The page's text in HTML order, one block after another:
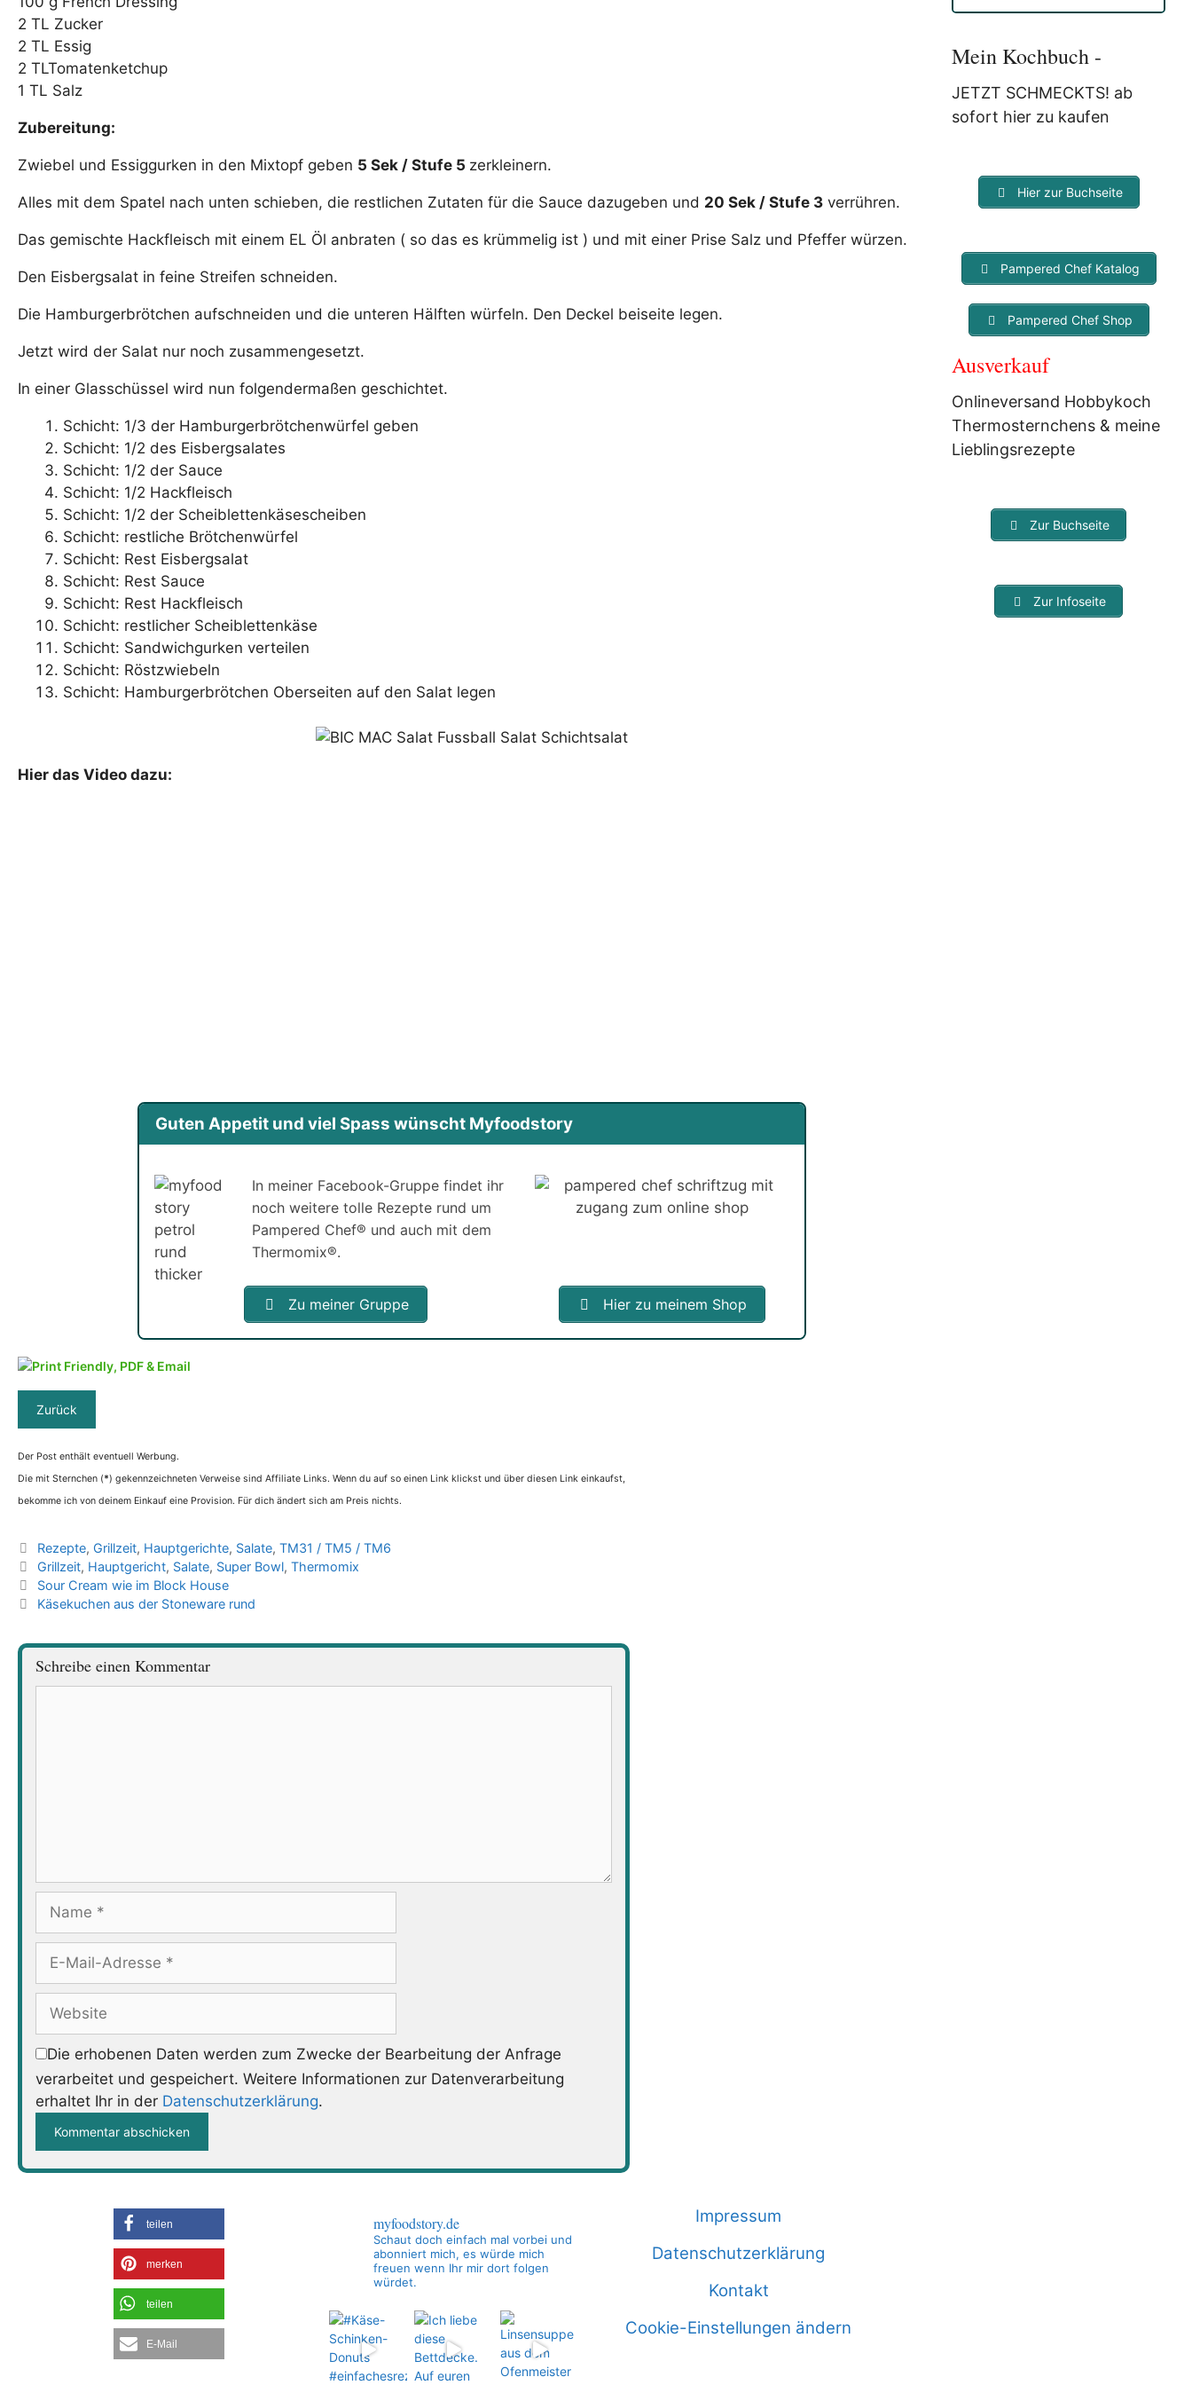
2 TL Zucker
2 TL Essig
2 TLTomatenketchup
1 TL Salz
Zubereitung:
Zwiebel und Essiggurken in den Mixtopf geben 5 Sek / Stufe 5 zerkleinern.
Alles mit dem Spatel nach unten schieben, die restlichen Zutaten für die Sauce dazugeben und 20 Sek / Stufe 3 verrühren.
Das gemischte Hackfleisch mit einem EL Öl anbraten ( so das es krümmelig ist ) und mit einer Prise Salz und Pfeffer würzen.
Den Eisbergsalat in feine Streifen schneiden.
Die Hamburgerbrötchen aufschneiden und die unteren Hälften würfeln. Den Deckel beiseite legen.
Jetzt wird der Salat nur noch zusammengesetzt.
In einer Glasschüssel wird nun folgendermaßen geschichtet.
Schicht: 1/3 der Hamburgerbrötchenwürfel geben
Schicht: 1/2 des Eisbergsalates
Schicht: 1/2 der Sauce
Schicht: 1/2 Hackfleisch
Schicht: 1/2 der Scheiblettenkäsescheiben
Schicht: restliche Brötchenwürfel
Schicht: Rest Eisbergsalat
Schicht: Rest Sauce
Schicht: Rest Hackfleisch
Schicht: restlicher Scheiblettenkäse
Schicht: Sandwichgurken verteilen
Schicht: Röstzwiebeln
Schicht: Hamburgerbrötchen Oberseiten auf den Salat legen
Hier das Video dazu:
Guten Appetit und viel Spass wünscht Myfoodstory
In meiner Facebook-Gruppe findet ihr
noch weitere tolle Rezepte rund um
Pampered Chef® und auch mit dem
Thermomix®.
Zu meiner Gruppe Hier zu meinem Shop
Der Post enthält eventuell Werbung.
Die mit Sternchen (*) gekennzeichneten Verweise sind Affiliate Links. Wenn du auf so einen Link klickst und über diesen Link einkaufst,
bekomme ich von deinem Einkauf eine Provision. Für dich ändert sich am Preis nichts.
Kategorien
Rezepte, Grillzeit, Hauptgerichte, Salate, TM31 / TM5 / TM6
Schlagwörter
Grillzeit, Hauptgericht, Salate, Super Bowl, Thermomix
Sour Cream wie im Block House
Käsekuchen aus der Stoneware rund
Schreibe einen Kommentar
Mail-
Adresse
Die erhobenen Daten werden zum Zwecke der Bearbeitung der Anfrage
verarbeitet und gespeichert. Weitere Informationen zur Datenverarbeitung
erhaltet Ihr in der Datenschutzerklärung.
Mit der Nutzung dieses
der Speicherung und
Verarbeitung Deiner Daten
werdenNICHTan Dritte
weitergegeben und dienen nur
für diesen Service!
Mein Kochbuch -
JETZT SCHMECKTS! ab
sofort hier zu kaufen
Hier zur Buchseite
Pampered Chef Katalog
Pampered Chef Shop
Ausverkauf
Onlineversand Hobbykoch
Thermosternchens & meine
Lieblingsrezepte
Zur Buchseite
Zur Infoseite
teilen
merken
teilen
E-Mail
myfoodstory.de
Schaut doch einfach mal vorbei und
abonniert mich, es würde mich
freuen wenn Ihr mir dort folgen
würdet.
Impressum
Datenschutzerklärung
Kontakt
Cookie-Einstellungen ändern